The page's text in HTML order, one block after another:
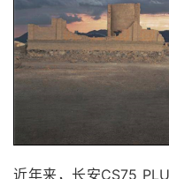
近年来，长安CS75